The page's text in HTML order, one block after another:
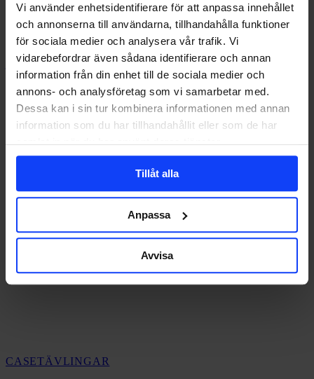
Vi använder enhetsidentifierare för att anpassa innehållet
och annonserna till användarna, tillhandahålla funktioner
för sociala medier och analysera vår trafik. Vi
vidarebefordrar även sådana identifierare och annan
information från din enhet till de sociala medier och
annons- och analysföretag som vi samarbetar med.
Dessa kan i sin tur kombinera informationen med annan
information som du har tillhandahållit eller som de har
samlat in när du har använt deras tjänster.
Tillåt alla
Anpassa
Avvisa
AR-
spel
johan@glorydays.se2021-08-19
CASETÄVLINGAR